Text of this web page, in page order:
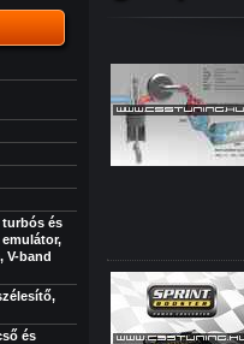
és
V-band
és